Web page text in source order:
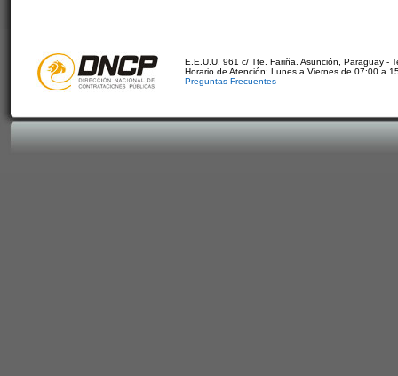
E.E.U.U. 961 c/ Tte. Fariña. Asunción, Paraguay -
Horario de Atención: Lunes a Viernes de 07:00 a
Preguntas Frecuentes